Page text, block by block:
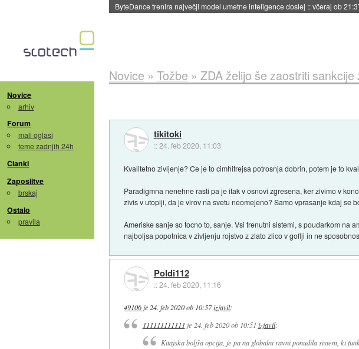
Spletne strani začele streči oglase za agente umetne inteligence::včeraj ob
Novice
arhiv
Forum
mali oglasi
teme zadnjih 24h
Članki
Zaposlitve
brskaj
Ostalo
pravila
Novice » Tožbe » ZDA želijo še zaostriti
tikitoki
::24. feb 2020, 11:03
Kvalitetno zivljenje? Ce je to cimhitrejsa potrosnja dobrin, potem je to
Paradigmna nenehne rasti pa je itak v osnovi zgresena, ker zivimo v
zivis v utopiji, da je virov na svetu neomejeno? Samo vprasanje kdaj se
Ameriske sanje so tocno to, sanje. Vsi trenutni sistemi, s poudarkom na
najboljsa popotnica v zivljenju rojstvo z zlato zlico v goflji in ne
Poldi112
::24. feb 2020, 11:16
49106 je 24. feb 2020 ob 10:57izjavil:
111111111111 je 24. feb 2020 ob 10:51 izjavil:
Kitajska boljša opcija, je pa na globalni ravni ponudila sistem, ki